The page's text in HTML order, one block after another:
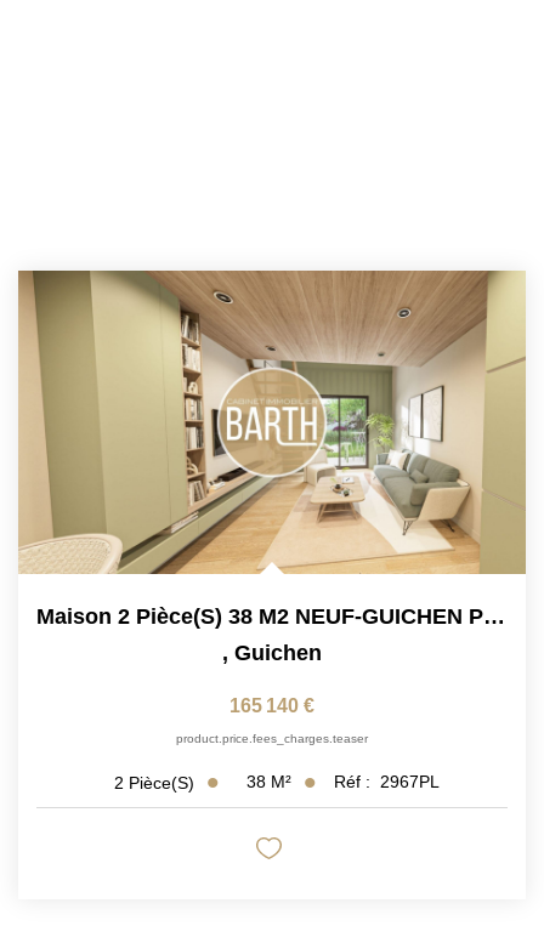
Maison 2 Pièce(s) 38 M2 NEUF-GUICHEN PONT-REAN BRUZ
, Guichen
165 140 €
product.price.fees_charges.teaser
2 Pièce(s) 38 M² Réf : 2967PL